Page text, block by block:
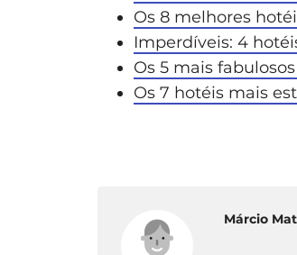
Os 8 melhores
Imperdíveis: 4
Os 5 mais
Os 7 hotéis mais
Márcio